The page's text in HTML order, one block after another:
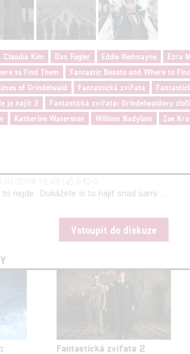
Claudia Kim Dan Fogler Eddie Redmayne
Ezra
to Find Them
Fantastic Beasts and Where to
of Grindelwald
Fantastická zvířata
je najít 2
Fantastická zvířata: Grindelwaldovy
Katherine Waterston William Nadylam Zoe
nejde.. Dokážete si to najít snad sami ...
Vstoupit do diskuze
Fantastická zvířata 2